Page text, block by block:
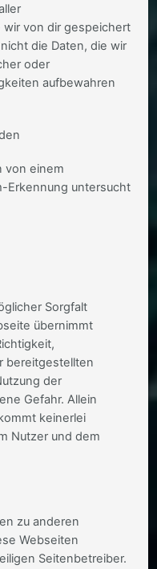
von dir gespeichert
die Daten, die wir
oder
aufbewahren
von einem
Erkennung untersucht
Sorgfalt
übernimmt
bereitgestellten
der
Gefahr. Allein
keinerlei
Nutzer und dem
zu anderen
Webseiten
Seitenbetreiber.